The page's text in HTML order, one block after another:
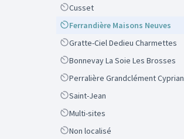
ScopeCusset
ScopeFerrandière Maisons Neuves
ScopeGratte-Ciel Dedieu Charmettes
ScopeBonnevay La Soie Les Brosses
ScopePerralière Grandclément Cyprian
ScopeSaint-Jean
ScopeMulti-sites
ScopeNon localisé